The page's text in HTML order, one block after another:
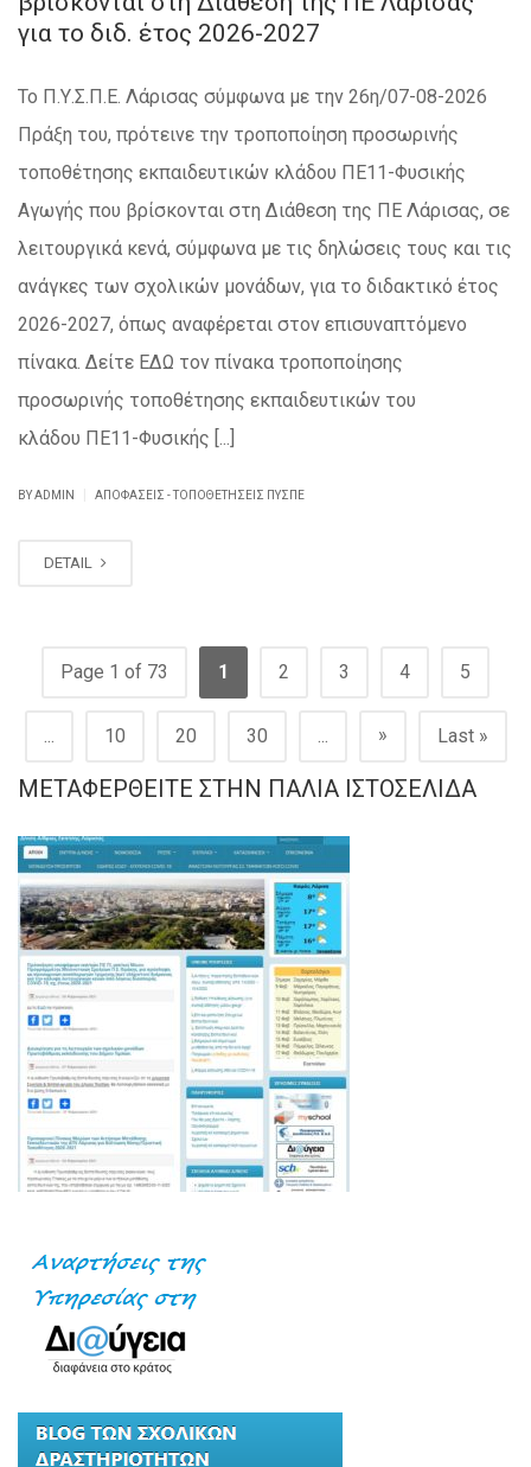
για το διδ. έτος 2026-2027
Το Π.Υ.Σ.Π.Ε. Λάρισας σύμφωνα με την 26η/07-08-2026
Πράξη του, πρότεινε την τροποποίηση προσωρινής
τοποθέτησης εκπαιδευτικών κλάδου ΠΕ11-Φυσικής
Αγωγής που βρίσκονται στη Διάθεση της ΠΕ Λάρισας, σε
λειτουργικά κενά, σύμφωνα με τις δηλώσεις τους και τις
ανάγκες των σχολικών μονάδων, για το διδακτικό έτος
2026-2027, όπως αναφέρεται στον επισυναπτόμενο
πίνακα. Δείτε ΕΔΩ τον πίνακα τροποποίησης
προσωρινής τοποθέτησης εκπαιδευτικών του
κλάδου ΠΕ11-Φυσικής [...]
BY ADMIN ΑΠΟΦΆΣΕΙΣ - ΤΟΠΟΘΕΤΉΣΕΙΣ ΠΥΣΠΕ
DETAIL
Page 1 of 73 1 2 3 4 5
... 10 20 30 ... » Last »
ΜΕΤΑΦΕΡΘΕΊΤΕ ΣΤΗΝ ΠΑΛΙΆ ΙΣΤΟΣΕΛΊΔΑ